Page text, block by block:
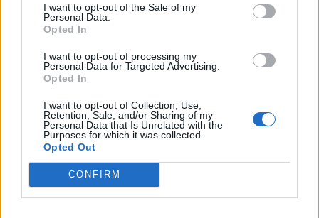
I want to opt-out of the Sale of my
Personal Data.
Opted In
I want to opt-out of processing my
Personal Data for Targeted Advertising.
Opted In
I want to opt-out of Collection, Use,
Retention, Sale, and/or Sharing of my
Personal Data that Is Unrelated with the
Purposes for which it was collected.
Opted Out
CONFIRM
Експерти: Изкуственият интелект
постига нови нива на „автономност и
05.08.2026 / 11:30